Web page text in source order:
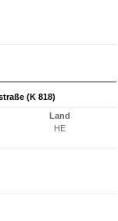
(K 818)
Land
HE